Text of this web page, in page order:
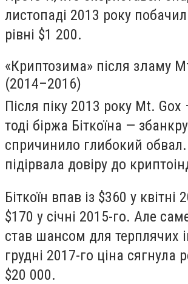
листопаді 2013 року
рівні $1 200.
«Криптозима» після зламу
(2014–2016)
Після піку 2013 року Mt.
тоді біржа Біткоїна —
спричинило глибокий
підірвала довіру до
Біткоїн впав із $360 у квітні
$170 у січні 2015-го. Але
став шансом для терплячих
грудні 2017-го ціна сягнула
$20 000.